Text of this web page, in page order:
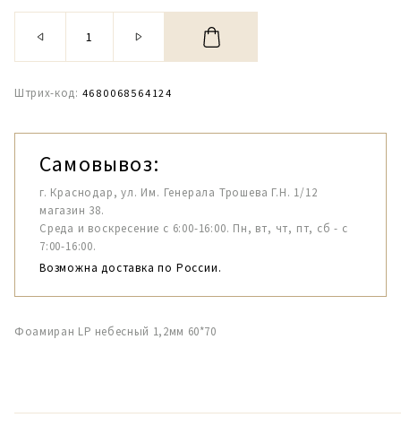
Штрих-код: 4680068564124
Самовывоз:
г. Краснодар, ул. Им. Генерала Трошева Г.Н. 1/12
магазин 38.
Среда и воскресение с 6:00-16:00. Пн, вт, чт, пт, сб - с
7:00-16:00.
Возможна доставка по России.
Фоамиран LP небесный 1,2мм 60*70